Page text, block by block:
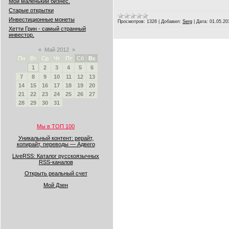
Старые открытки
Инвестиционные монеты
Хетти Грин - самый странный
инвестор.
« Май 2012 »
Пн
Вт Ср Чт Пт Сб
Вс
1
2 3 4 5
6
7
8 9 10 11 12
13
14
15 16 17 18 19
20
21
22 23 24 25 26
27
28
29 30 31
Мы в ТОП 100
Уникальный контент: рерайт,
копирайт, переводы — Адвего
LiveRSS: Каталог русскоязычных
RSS-каналов
Открыть реальный счет
Мой Дзен
Просмотров: 1326 Добавил: Serg Дата: